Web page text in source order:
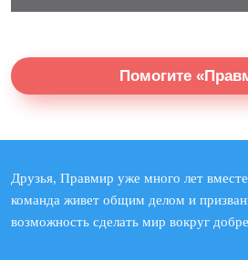
Помогите
Друзья, Правмир уже много лет
команда живет общим делом и
возможность сделать мир вокруг